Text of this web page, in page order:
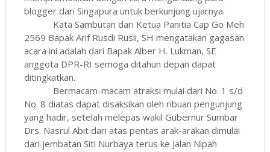
blogger dari Singapura untuk berkunjung ujarnya.
Kata Sambutan dari Ketua Panitia Cap Go Meh
2569 Bapak Arif Rusdi Rusli, SH mengatakan gagasan
acara ini adalah dari Bapak Alber H. Lukman, SE
anggota DPR-RI semoga ditahun depan dapat
ditingkatkan.
Bermacam-macam atraksi mulai dari No. 1 s/d
No. 8 diatas dapat disaksikan oleh ribuan pengunjung
yang hadir, setelah melepas wakil Gubernur Sumbar
Drs. Nasrul Abit dari atas pentas arak-arakan dimulai
dari jembatan Siti Nurbaya terus ke Jalan Nipah